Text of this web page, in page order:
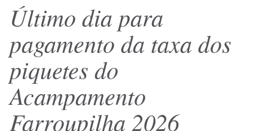
Último dia para
pagamento da taxa dos
piquetes do
Acampamento
Farroupilha 2026